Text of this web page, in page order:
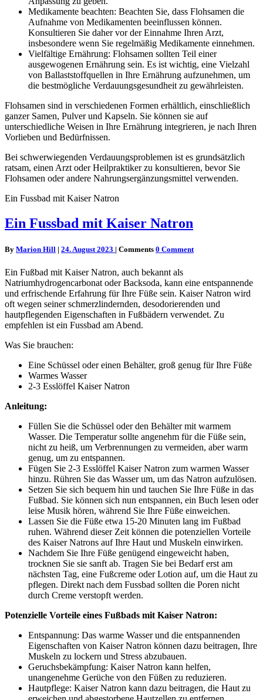
Medikamente beachten: Beachten Sie, dass Flohsamen die
Aufnahme von Medikamenten beeinflussen können.
Konsultieren Sie daher vor der Einnahme Ihren Arzt,
insbesondere wenn Sie regelmäßig Medikamente einnehmen.
Vielfältige Ernährung: Flohsamen sollten Teil einer
ausgewogenen Ernährung sein. Es ist wichtig, eine Vielzahl
von Ballaststoffquellen in Ihre Ernährung aufzunehmen, um
die bestmögliche Verdauungsgesundheit zu gewährleisten.
Flohsamen sind in verschiedenen Formen erhältlich, einschließlich
ganzer Samen, Pulver und Kapseln. Sie können sie auf
unterschiedliche Weisen in Ihre Ernährung integrieren, je nach Ihren
Vorlieben und Bedürfnissen.
Bei schwerwiegenden Verdauungsproblemen ist es grundsätzlich
ratsam, einen Arzt oder Heilpraktiker zu konsultieren, bevor Sie
Flohsamen oder andere Nahrungsergänzungsmittel verwenden.
Ein Fussbad mit Kaiser Natron
Ein Fussbad mit Kaiser Natron
By Marion Hill | 24. August 2023 | Comments 0 Comment
Ein Fußbad mit Kaiser Natron, auch bekannt als
Natriumhydrogencarbonat oder Backsoda, kann eine entspannende
und erfrischende Erfahrung für Ihre Füße sein. Kaiser Natron wird
oft wegen seiner schmerzlindernden, desodorierenden und
hautpflegenden Eigenschaften in Fußbädern verwendet. Zu
empfehlen ist ein Fussbad am Abend.
Was Sie brauchen:
Eine Schüssel oder einen Behälter, groß genug für Ihre Füße
Warmes Wasser
2-3 Esslöffel Kaiser Natron
Anleitung:
Füllen Sie die Schüssel oder den Behälter mit warmem
Wasser. Die Temperatur sollte angenehm für die Füße sein,
nicht zu heiß, um Verbrennungen zu vermeiden, aber warm
genug, um zu entspannen.
Fügen Sie 2-3 Esslöffel Kaiser Natron zum warmen Wasser
hinzu. Rühren Sie das Wasser um, um das Natron aufzulösen.
Setzen Sie sich bequem hin und tauchen Sie Ihre Füße in das
Fußbad. Sie können sich nun entspannen, ein Buch lesen oder
leise Musik hören, während Sie Ihre Füße einweichen.
Lassen Sie die Füße etwa 15-20 Minuten lang im Fußbad
ruhen. Während dieser Zeit können die potenziellen Vorteile
des Kaiser Natrons auf Ihre Haut und Muskeln einwirken.
Nachdem Sie Ihre Füße genügend eingeweicht haben,
trocknen Sie sie sanft ab. Tragen Sie bei Bedarf erst am
nächsten Tag, eine Fußcreme oder Lotion auf, um die Haut zu
pflegen. Direkt nach dem Fussbad sollten die Poren nicht
durch Creme verstopft werden.
Potenzielle Vorteile eines Fußbads mit Kaiser Natron:
Entspannung: Das warme Wasser und die entspannenden
Eigenschaften von Kaiser Natron können dazu beitragen, Ihre
Muskeln zu lockern und Stress abzubauen.
Geruchsbekämpfung: Kaiser Natron kann helfen,
unangenehme Gerüche von den Füßen zu reduzieren.
Hautpflege: Kaiser Natron kann dazu beitragen, die Haut zu